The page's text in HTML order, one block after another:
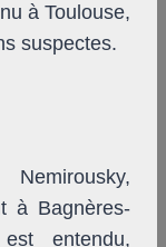
à Toulouse,
suspectes.
à Bagnères-
est entendu,